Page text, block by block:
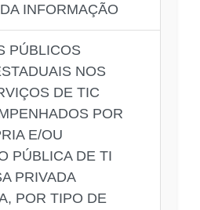
INFORMAÇÃO
PÚBLICOS
NOS
DE TIC
POR
E/OU
PÚBLICA DE TI
PRIVADA
POR TIPO DE